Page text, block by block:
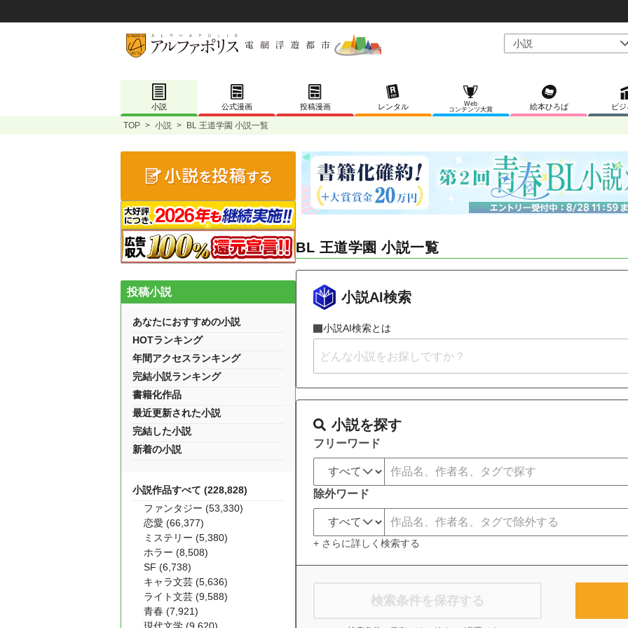
小説 公式漫画 投稿漫画 レンタル
Web
コンテンツ大賞
絵本ひろば ビ
TOP > 小説 > BL 王道学園 小説一覧
BL 王道学園 小説一覧
小説AI検索
小説AI検索とは
小説を探す
フリーワード
除外ワード
+ さらに詳しく検索する
検索条件を保存する
投稿小説
あなたにおすすめの小説
HOTランキング
年間アクセスランキング
完結小説ランキング
書籍化作品
最近更新された小説
完結した小説
新着の小説
小説作品すべて (228,828)
ファンタジー (53,330)
恋愛 (66,377)
ミステリー (5,380)
ホラー (8,508)
SF (6,738)
キャラ文芸 (5,636)
ライト文芸 (9,588)
青春 (7,921)